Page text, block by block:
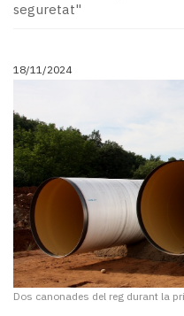
seguretat"
18/11/2024
Dos canonades del reg durant la